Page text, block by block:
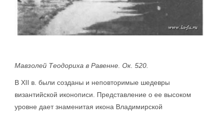
Мавзолей Теодориха в Ра­венне. Ок. 520.
В XII в. были созданы и неповторимые шедевры
византийской иконописи. Представление о ее высоком
уровне дает знаменитая икона Владимирской